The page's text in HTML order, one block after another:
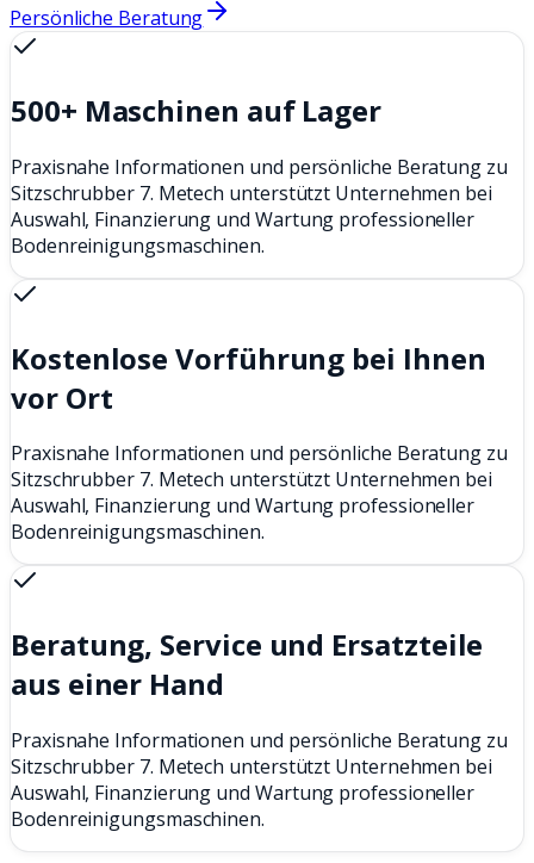
Persönliche Beratung
500+ Maschinen auf Lager
Praxisnahe Informationen und persönliche Beratung zu
Sitzschrubber 7. Metech unterstützt Unternehmen bei
Auswahl, Finanzierung und Wartung professioneller
Bodenreinigungsmaschinen.
Kostenlose Vorführung bei Ihnen
vor Ort
Praxisnahe Informationen und persönliche Beratung zu
Sitzschrubber 7. Metech unterstützt Unternehmen bei
Auswahl, Finanzierung und Wartung professioneller
Bodenreinigungsmaschinen.
Beratung, Service und Ersatzteile
aus einer Hand
Praxisnahe Informationen und persönliche Beratung zu
Sitzschrubber 7. Metech unterstützt Unternehmen bei
Auswahl, Finanzierung und Wartung professioneller
Bodenreinigungsmaschinen.